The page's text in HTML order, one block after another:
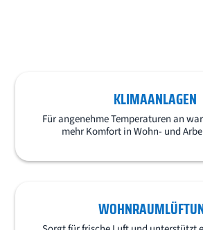
KLIMAANLAGEN
Für angenehme Temperaturen an
mehr Komfort in Wohn- und